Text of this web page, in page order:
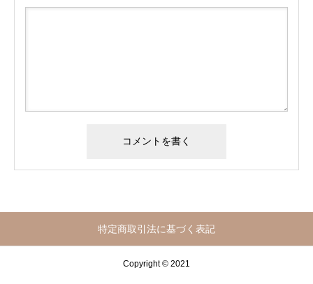
特定商取引法に基づく表記
Copyright © 2021